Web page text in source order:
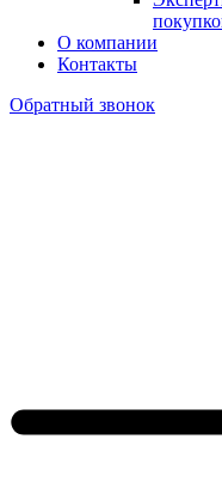
О компании
Контакты
Обратный звонок